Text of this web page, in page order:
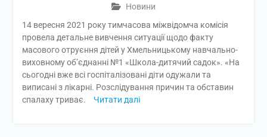
Новини
14 вересня 2021 року тимчасова міжвідомча комісія
провела детальне вивчення ситуації щодо факту
масового отруєння дітей у Хмельницькому навчально-
виховному об’єднанні №1 «Школа-дитячий садок». «На
сьогодні вже всі госпіталізовані діти одужали та
виписані з лікарні. Розслідування причин та обставин
спалаху триває.
Читати далі